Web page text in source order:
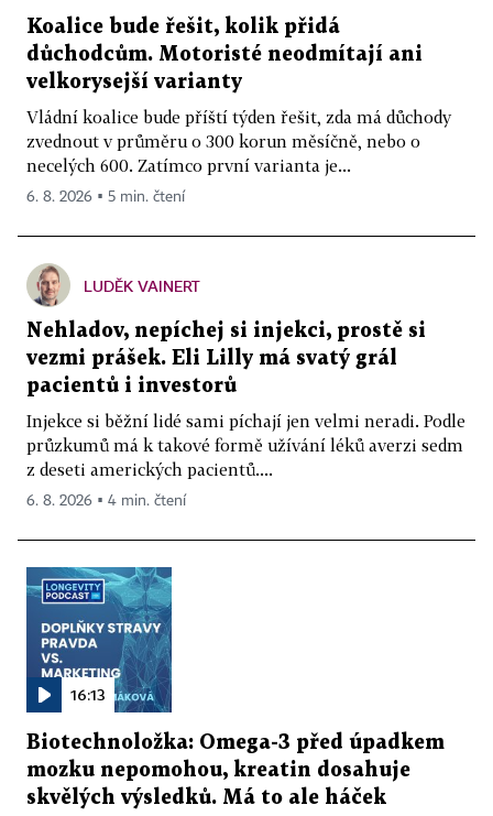
Koalice bude řešit, kolik přidá
důchodcům. Motoristé neodmítají ani
velkorysejší varianty
Vládní koalice bude příští týden řešit, zda má důchody
zvednout v průměru o 300 korun měsíčně, nebo o
necelých 600. Zatímco první varianta je...
6. 8. 2026 ▪ 5 min. čtení
LUDĚK VAINERT
Nehladov, nepíchej si injekci, prostě si
vezmi prášek. Eli Lilly má svatý grál
pacientů i investorů
Injekce si běžní lidé sami píchají jen velmi neradi. Podle
průzkumů má k takové formě užívání léků averzi sedm
z deseti amerických pacientů....
6. 8. 2026 ▪ 4 min. čtení
16:13
Biotechnoložka: Omega-3 před úpadkem
mozku nepomohou, kreatin dosahuje
skvělých výsledků. Má to ale háček